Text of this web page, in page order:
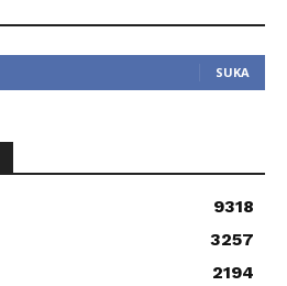
SUKA
9318
3257
2194